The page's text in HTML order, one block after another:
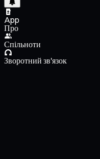
App
Про
Спільноти
Зворотний зв'язок